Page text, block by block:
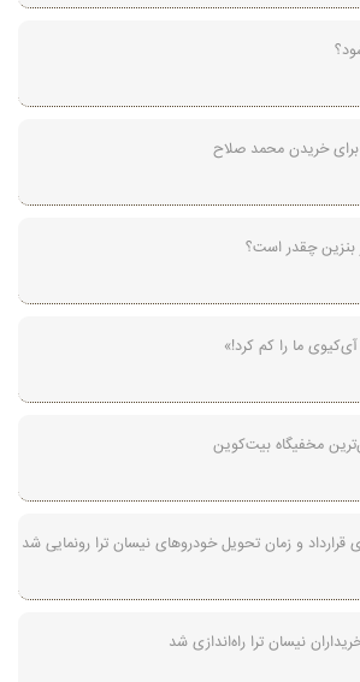
خریدن محمد صلاح
بنزین چقدر است؟
ما را کم کرد!»
مخفیگاه بیت‌کوین
قرارداد‌ و زمان تحویل خودرو‌های نیسان ترا رونمایی شد
نیسان ترا راه‌اندازی شد